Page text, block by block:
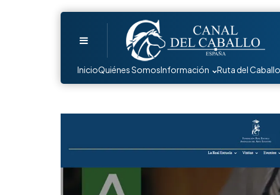
InicioQuiénes SomosInformación Ruta del